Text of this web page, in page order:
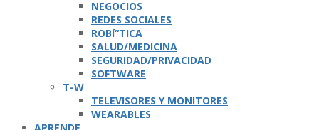
NEGOCIOS
REDES SOCIALES
ROBí“TICA
SALUD/MEDICINA
SEGURIDAD/PRIVACIDAD
SOFTWARE
T-W
TELEVISORES Y MONITORES
WEARABLES